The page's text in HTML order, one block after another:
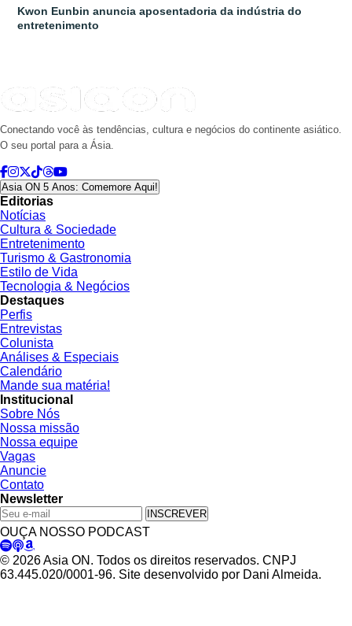
Kwon Eunbin anuncia aposentadoria da indústria do
entretenimento
Conectando você às tendências, cultura e negócios do continente asiático.
O seu portal para a Ásia.
Asia ON 5 Anos: Comemore Aqui!
Editorias
Notícias
Cultura & Sociedade
Entretenimento
Turismo & Gastronomia
Estilo de Vida
Tecnologia & Negócios
Destaques
Perfis
Entrevistas
Colunista
Análises & Especiais
Calendário
Mande sua matéria!
Institucional
Sobre Nós
Nossa missão
Nossa equipe
Vagas
Anuncie
Contato
Newsletter
INSCREVER
OUÇA NOSSO PODCAST
© 2026 Asia ON. Todos os direitos reservados. CNPJ
63.445.020/0001-96. Site desenvolvido por Dani Almeida.